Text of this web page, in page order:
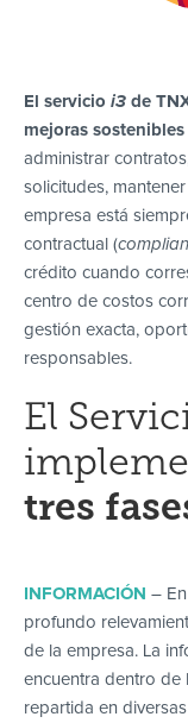
El servicio i3 de
mejoras
administrar
solicitudes,
empresa está
contractual (
crédito cuando
centro de costos
gestión exacta,
responsables.
El
tres
INFORMACIÓN –
profundo
de la empresa. La
encuentra dentro de
repartida en